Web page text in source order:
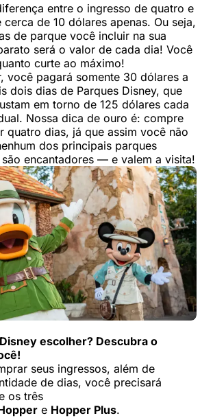
entre o ingresso de quatro e
de 10 dólares apenas. Ou seja,
de parque você incluir na sua
será o valor de cada dia! Você
curte ao máximo!
você pagará somente 30 dólares a
dois dias de Parques Disney, que
em torno de 125 dólares cada
Nossa dica de ouro é: compre
quatro dias, já que assim você não
dos principais parques
encantadores — e valem a visita!
escolher? Descubra o
seus ingressos, além de
de dias, você precisará
os três
e Hopper Plus.